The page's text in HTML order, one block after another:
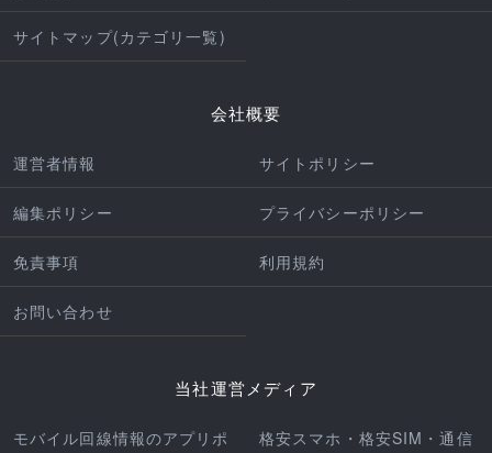
サイトマップ(カテゴリ一覧)
会社概要
運営者情報 サイトポリシー
編集ポリシー プライバシーポリシー
免責事項 利用規約
お問い合わせ
当社運営メディア
モバイル回線情報のアプリポ 格安スマホ・格安SIM・通信